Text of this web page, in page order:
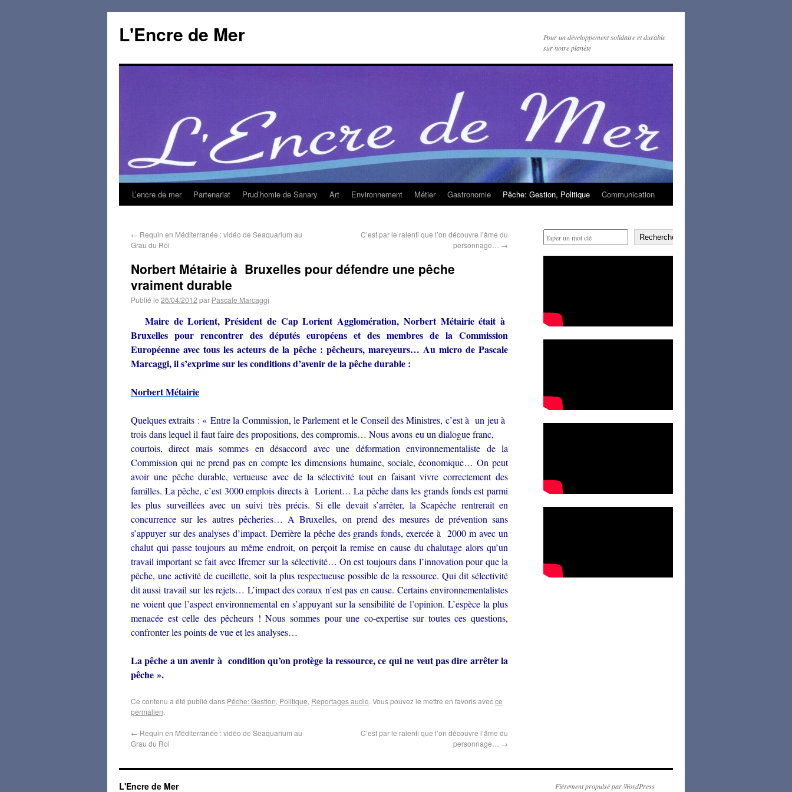
L'Encre de Mer
Pour un développement solidaire et durable
sur notre planète
L’encre de mer Partenariat Prud’homie de Sanary Art Environnement Métier Gastronomie Pêche: Gestion, Politique Communication
← Requin en Méditerranée : vidéo de Seaquarium au
Grau du Roi
C’est par le ralenti que l’on découvre l’âme du
personnage… →
Norbert Métairie à Bruxelles pour défendre une pêche
vraiment durable
Publié le 26/04/2012 par Pascale Marcaggi
Maire de Lorient, Président de Cap Lorient Agglomération, Norbert Métairie était à
Bruxelles pour rencontrer des députés européens et des membres de la Commission
Européenne avec tous les acteurs de la pêche : pêcheurs, mareyeurs… Au micro de Pascale
Marcaggi, il s’exprime sur les conditions d’avenir de la pêche durable :
Norbert Métairie
Quelques extraits : « Entre la Commission, le Parlement et le Conseil des Ministres, c’est à un jeu à
trois dans lequel il faut faire des propositions, des compromis… Nous avons eu un dialogue franc,
courtois, direct mais sommes en désaccord avec une déformation environnementaliste de la
Commission qui ne prend pas en compte les dimensions humaine, sociale, économique… On peut
avoir une pêche durable, vertueuse avec de la sélectivité tout en faisant vivre correctement des
familles. La pêche, c’est 3000 emplois directs à Lorient… La pêche dans les grands fonds est parmi
les plus surveillées avec un suivi très précis. Si elle devait s’arrêter, la Scapêche rentrerait en
concurrence sur les autres pêcheries… A Bruxelles, on prend des mesures de prévention sans
s’appuyer sur des analyses d’impact. Derrière la pêche des grands fonds, exercée à 2000 m avec un
chalut qui passe toujours au même endroit, on perçoit la remise en cause du chalutage alors qu’un
travail important se fait avec Ifremer sur la sélectivité… On est toujours dans l’innovation pour que la
pêche, une activité de cueillette, soit la plus respectueuse possible de la ressource. Qui dit sélectivité
dit aussi travail sur les rejets… L’impact des coraux n’est pas en cause. Certains environnementalistes
ne voient que l’aspect environnemental en s’appuyant sur la sensibilité de l’opinion. L’espèce la plus
menacée est celle des pêcheurs ! Nous sommes pour une co-expertise sur toutes ces questions,
confronter les points de vue et les analyses…
La pêche a un avenir à condition qu’on protège la ressource, ce qui ne veut pas dire arrêter la
pêche ».
Ce contenu a été publié dans Pêche: Gestion, Politique, Reportages audio. Vous pouvez le mettre en favoris avecce
permalien.
← Requin en Méditerranée : vidéo de Seaquarium au
Grau du Roi
C’est par le ralenti que l’on découvre l’âme du
personnage… →
Rechercher
L'Encre de Mer Fièrement propulsé par WordPress